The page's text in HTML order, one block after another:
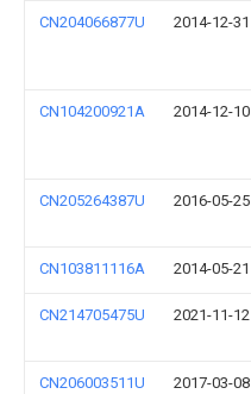
CN204066877U 2014-12-31
CN104200921A 2014-12-10
CN205264387U 2016-05-25
CN103811116A 2014-05-21
CN214705475U 2021-11-12
CN206003511U 2017-03-08